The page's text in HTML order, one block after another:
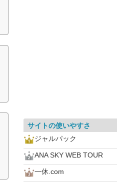
サイトの使いやすさ
ジャルパック
ANA SKY WEB TOUR
一休.com